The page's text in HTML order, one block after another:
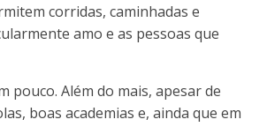
corridas, caminhadas e
amo e as pessoas que
pouco. Além do mais, apesar de
boas academias e, ainda que em